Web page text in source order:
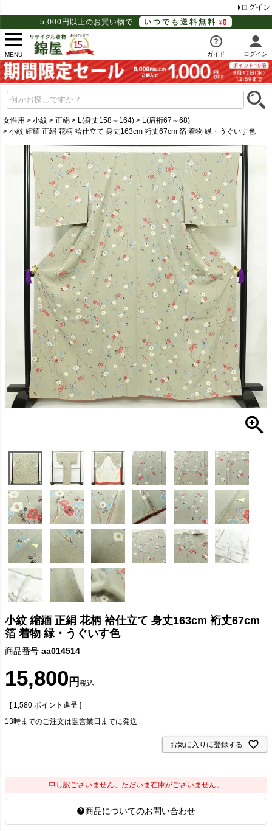
ログイン
5,000円以上のお買い物で
いつでも送料無料
MENU ガイド ログイン
女性用 小紋 正絹 L(身丈158～164)
L(肩裄67～68)
小紋 縮緬 正絹 花柄 袷仕立て 身丈163cm 裄丈67cm 箔 着物 緑・うぐいす色
小紋 縮緬 正絹 花柄 袷仕立て 身丈163cm 裄丈67cm
箔 着物 緑・うぐいす色
商品番号 aa014514
15,800 税込
[ 1,580 ポイント進呈 ]
13時までのご注文は翌営業日までに発送
お気に入りに登録する
申し訳ございません。ただいま在庫がございません。
商品についてのお問い合わせ